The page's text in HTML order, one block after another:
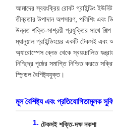
আমাদের স্বয়ংক্রিয় রোবট গ্রাইন্ডিং
তীব্রতার উপাদান অপসারণ, পলিশিং এবং
উন্নত শক্তি-সাশ্রয়ী প্রযুক্তির সাথে
ম্যানুয়াল গ্রাইন্ডিংয়ের একটি টেকসই
অ্যারোস্পেস ব্লেড থেকে স্বয়ংচালিত
নিশ্ছিদ্র পৃষ্ঠের সমাপ্তি নিশ্চিত করতে
স্পিন্ডল বৈশিষ্ট্যযুক্ত।
মূল বৈশিষ্ট্য এবং প্রতিযোগিতামূলক
টেকসই শক্তি-দক্ষ নকশা